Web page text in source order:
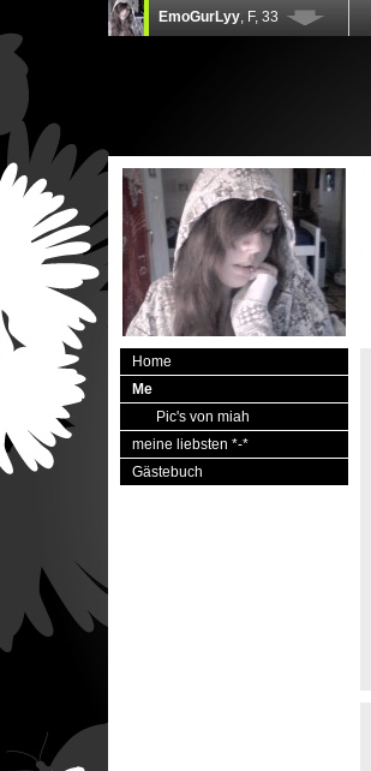
Home
Me
Pic's von miah
meine liebsten *-*
Gästebuch